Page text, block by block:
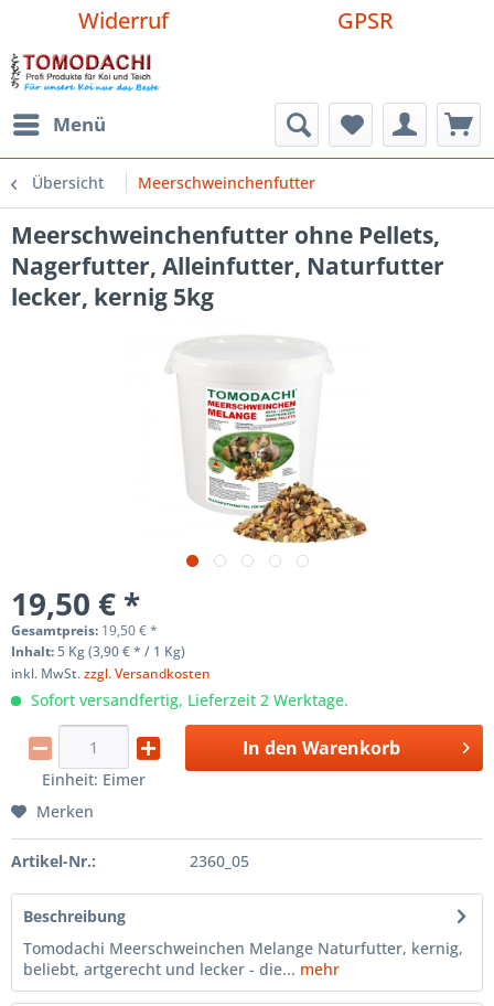
Widerruf GPSR
Menü
Übersicht Meerschweinchenfutter
Meerschweinchenfutter ohne Pellets,
Nagerfutter, Alleinfutter, Naturfutter
lecker, kernig 5kg
19,50 € *
Gesamtpreis: 19,50€*
Inhalt:5 Kg (3,90 € * / 1 Kg)
inkl. MwSt.zzgl. Versandkosten
Sofort versandfertig, Lieferzeit 2 Werktage.
Einheit: Eimer
In den Warenkorb
Merken
Artikel-Nr.: 2360_05
Beschreibung
Tomodachi Meerschweinchen Melange Naturfutter, kernig,
beliebt, artgerecht und lecker - die... mehr